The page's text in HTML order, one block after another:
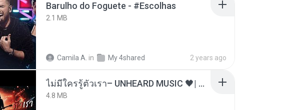
Barulho do Foguete - #Escolhas
2.1 MB
Camila A. in My 4shared 2 years ago
ไม่มีใครรู้ตัวเรา– UNHEARD MUSIC 🖤| Official Lyric Video | เพลงสู้ชีวิต
4.8 MB